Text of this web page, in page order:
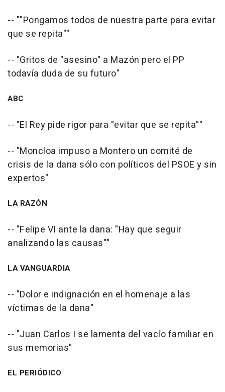
-- ""Pongamos todos de nuestra parte para evitar
que se repita""
-- "Gritos de "asesino" a Mazón pero el PP
todavía duda de su futuro"
ABC
-- "El Rey pide rigor para "evitar que se repita""
-- "Moncloa impuso a Montero un comité de
crisis de la dana sólo con políticos del PSOE y sin
expertos"
LA RAZÓN
-- "Felipe VI ante la dana: "Hay que seguir
analizando las causas""
LA VANGUARDIA
-- "Dolor e indignación en el homenaje a las
víctimas de la dana"
-- "Juan Carlos I se lamenta del vacío familiar en
sus memorias"
EL PERIÓDICO